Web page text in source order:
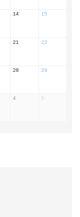
14 15
21 22
28 29
4 5